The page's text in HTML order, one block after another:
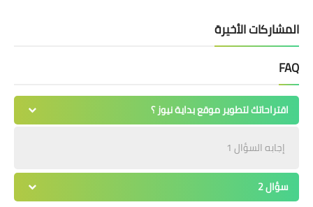
المشاركات الأخيرة
FAQ
اقتراحاتك لتطوير موقع بداية نيوز ؟
إجابه السؤال 1
سؤال 2